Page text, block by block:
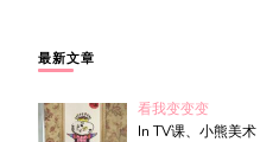
吗?
最新文章
看我变变变
In TV课、小熊美术